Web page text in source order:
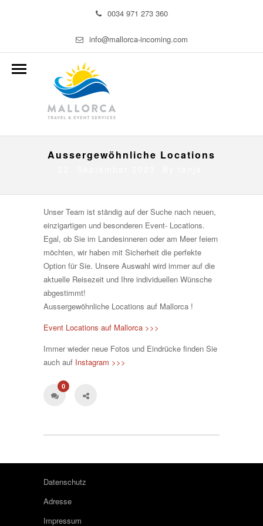
0034 971 273 360
info@mallorca-incoming.com
Aussergewöhnliche Locations
Unser Team ist ständig auf der Suche nach neuen,
einzigartigen und besonderen Event- Locations.
Egal, ob Sie im Landesinneren oder am Meer feiern
möchten, wir haben mit Sicherheit die perfekte
Option für Sie. Unsere Auswahl wird immer auf die
aktuelle Reisezeit und Ihre individuellen Wünsche
abgestimmt!
Aussergewöhnliche Locations auf Mallorca !
Event Locations auf Mallorca >>>
Immer wieder neue Fotos und Eindrücke finden Sie
auch auf Instagram >>>
0
Datenschutz
Adresse
Impressum